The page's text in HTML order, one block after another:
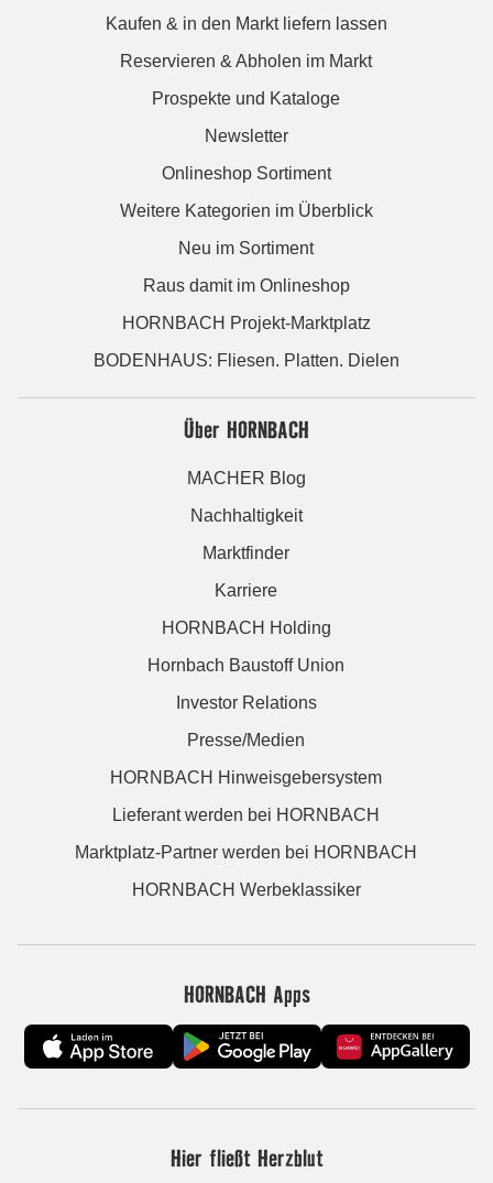
Kaufen & in den Markt liefern lassen
Reservieren & Abholen im Markt
Prospekte und Kataloge
Newsletter
Onlineshop Sortiment
Weitere Kategorien im Überblick
Neu im Sortiment
Raus damit im Onlineshop
HORNBACH Projekt-Marktplatz
BODENHAUS: Fliesen. Platten. Dielen
Über HORNBACH
MACHER Blog
Nachhaltigkeit
Marktfinder
Karriere
HORNBACH Holding
Hornbach Baustoff Union
Investor Relations
Presse/Medien
HORNBACH Hinweisgebersystem
Lieferant werden bei HORNBACH
Marktplatz-Partner werden bei HORNBACH
HORNBACH Werbeklassiker
HORNBACH Apps
Hier fließt Herzblut